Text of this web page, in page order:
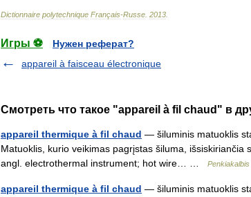
Dictionnaire polytechnique Français-Russe 2013
Игры ⚽
Нужен реферат?
appareil à faisceau électronique
Смотреть что такое "appareil à fil chaud" в
appareil thermique à fil chaud — šiluminis matuoklis
Matuoklis, kurio veikimas pagrįstas šiluma,
angl. electrothermal instrument; hot wire… …
appareil thermique à fil chaud — šiluminis matuoklis